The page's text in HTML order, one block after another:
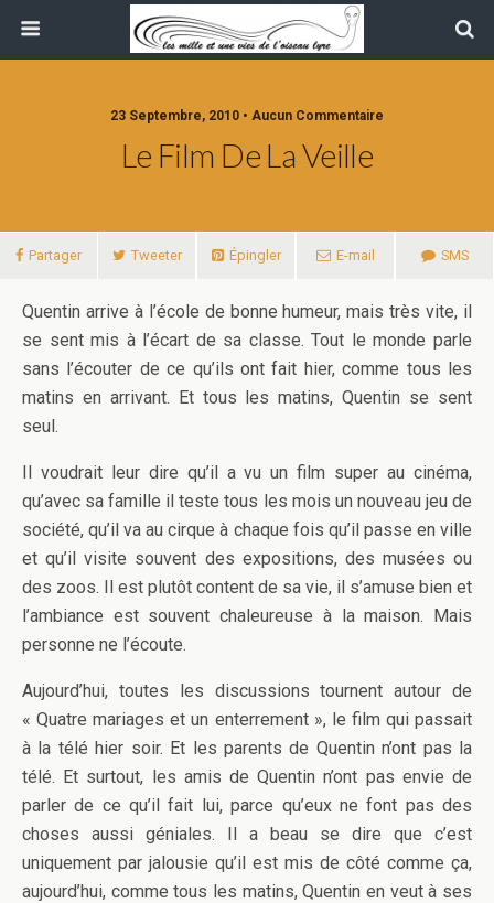
23 Septembre, 2010 • Aucun Commentaire
Le Film De La Veille
Partager Tweeter Épingler E-mail SMS
Quentin arrive à l’école de bonne humeur, mais très vite, il
se sent mis à l’écart de sa classe. Tout le monde parle
sans l’écouter de ce qu’ils ont fait hier, comme tous les
matins en arrivant. Et tous les matins, Quentin se sent
seul.
Il voudrait leur dire qu’il a vu un film super au cinéma,
qu’avec sa famille il teste tous les mois un nouveau jeu de
société, qu’il va au cirque à chaque fois qu’il passe en ville
et qu’il visite souvent des expositions, des musées ou
des zoos. Il est plutôt content de sa vie, il s’amuse bien et
l’ambiance est souvent chaleureuse à la maison. Mais
personne ne l’écoute.
Aujourd’hui, toutes les discussions tournent autour de
« Quatre mariages et un enterrement », le film qui passait
à la télé hier soir. Et les parents de Quentin n’ont pas la
télé. Et surtout, les amis de Quentin n’ont pas envie de
parler de ce qu’il fait lui, parce qu’eux ne font pas des
choses aussi géniales. Il a beau se dire que c’est
uniquement par jalousie qu’il est mis de côté comme ça,
aujourd’hui, comme tous les matins, Quentin en veut à ses